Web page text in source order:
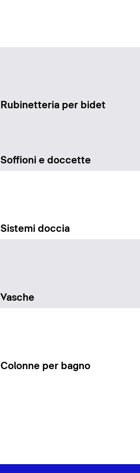
Rubinetteria per bidet
Soffioni e doccette
Sistemi doccia
Vasche
Colonne per bagno